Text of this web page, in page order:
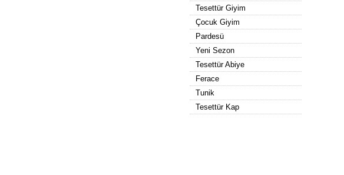
Tesettür Giyim
Çocuk Giyim
Pardesü
Yeni Sezon
Tesettür Abiye
Ferace
Tunik
Tesettür Kap